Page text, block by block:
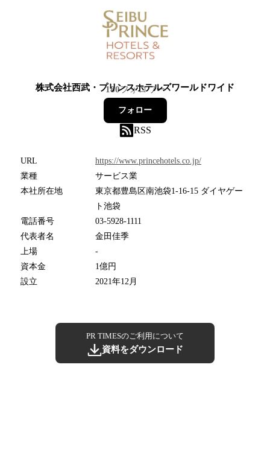
株式会社西武・プリンスホテルズワールドワイド
180フォロワー
フォロー
RSS
URL
https://www.princehotels.co.jp/
業種
サービス業
本社所在地
東京都豊島区南池袋1‐16‐15 ダイヤゲー
ト池袋
電話番号
03-5928-1111
代表者名
金田佳季
上場
-
資本金
1億円
設立
2021年12月
PR TIMESのご利用について
資料をダウンロード